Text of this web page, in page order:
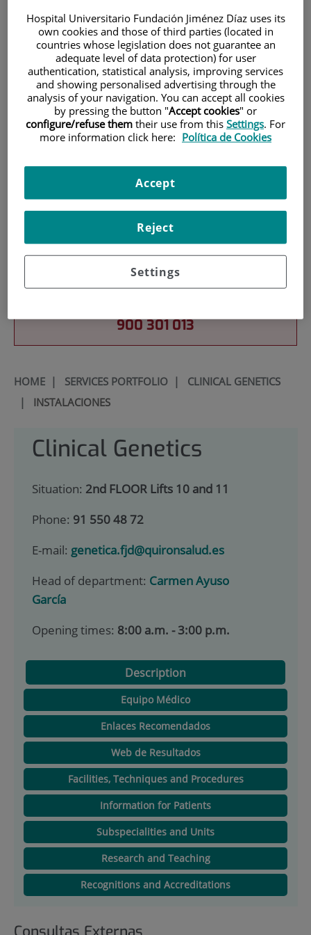
Research
900 301 013
HOME| SERVICES PORTFOLIO| CLINICAL GENETICS
| INSTALACIONES
Clinical Genetics
Situation: 2nd FLOOR Lifts 10 and 11
Phone: 91 550 48 72
E-mail: genetica.fjd@quironsalud.es
Head of department: Carmen Ayuso
García
Opening times: 8:00 a.m. - 3:00 p.m.
Description
Equipo Médico
Enlaces Recomendados
Web de Resultados
Facilities, Techniques and Procedures
Information for Patients
Subspecialities and Units
Research and Teaching
Recognitions and Accreditations
Hospital Universitario Fundación Jiménez Díaz uses its
own cookies and those of third parties (located in
countries whose legislation does not guarantee an
adequate level of data protection) for user
authentication, statistical analysis, improving services
and showing personalised advertising through the
analysis of your navigation. You can accept all cookies
by pressing the button "Accept cookies" or
configure/refuse them their use from this Settings. For
more information click here: Política de Cookies
Settings
Reject
Accept